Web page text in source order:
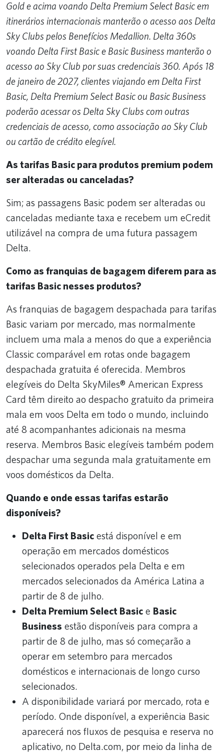
Gold e acima voando Delta Premium Select Basic em
itinerários internacionais manterão o acesso aos Delta
Sky Clubs pelos Benefícios Medallion. Delta 360s
voando Delta First Basic e Basic Business manterão o
acesso ao Sky Club por suas credenciais 360. Após 18
de janeiro de 2027, clientes viajando em Delta First
Basic, Delta Premium Select Basic ou Basic Business
poderão acessar os Delta Sky Clubs com outras
credenciais de acesso, como associação ao Sky Club
ou cartão de crédito elegível.
As tarifas Basic para produtos premium podem
ser alteradas ou canceladas?
Sim; as passagens Basic podem ser alteradas ou
canceladas mediante taxa e recebem um eCredit
utilizável na compra de uma futura passagem
Delta.
Como as franquias de bagagem diferem para as
tarifas Basic nesses produtos?
As franquias de bagagem despachada para tarifas
Basic variam por mercado, mas normalmente
incluem uma mala a menos do que a experiência
Classic comparável em rotas onde bagagem
despachada gratuita é oferecida. Membros
elegíveis do Delta SkyMiles® American Express
Card têm direito ao despacho gratuito da primeira
mala em voos Delta em todo o mundo, incluindo
até 8 acompanhantes adicionais na mesma
reserva. Membros Basic elegíveis também podem
despachar uma segunda mala gratuitamente em
voos domésticos da Delta.
Quando e onde essas tarifas estarão
disponíveis?
Delta First Basic está disponível e em
operação em mercados domésticos
selecionados operados pela Delta e em
mercados selecionados da América Latina a
partir de 8 de julho.
Delta Premium Select Basic e Basic
Business estão disponíveis para compra a
partir de 8 de julho, mas só começarão a
operar em setembro para mercados
domésticos e internacionais de longo curso
selecionados.
A disponibilidade variará por mercado, rota e
período. Onde disponível, a experiência Basic
aparecerá nos fluxos de pesquisa e reserva no
aplicativo, no Delta.com, por meio da linha de